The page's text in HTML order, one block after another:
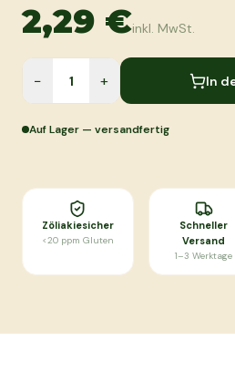
2,29 €inkl. MwSt.
− + In
Auf Lager — versandfertig
Zöliakiesicher
<20 ppm Gluten
Schneller
Versand
1–3 Werktage